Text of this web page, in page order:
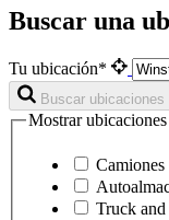
Buscar una
Tu ubicación*
Buscar ubicaciones
Mostrar
Camiones
Truck and